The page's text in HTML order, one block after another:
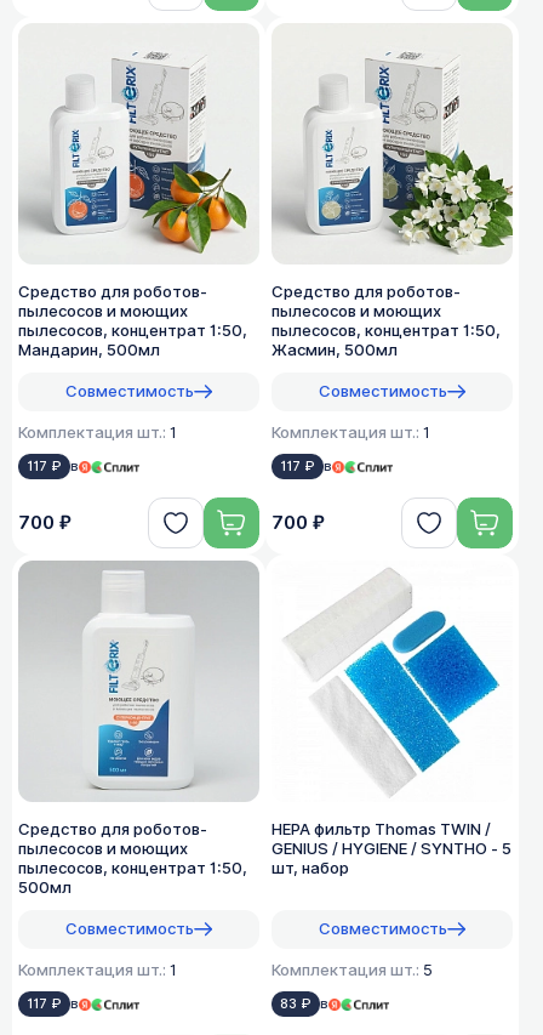
Средство для роботов-
пылесосов и моющих
пылесосов, концентрат 1:50,
Мандарин, 500мл
Совместимость
Комплектация шт.: 1
117 ₽ в
700 ₽
Средство для роботов-
пылесосов и моющих
пылесосов, концентрат 1:50,
Жасмин, 500мл
Совместимость
Комплектация шт.: 1
117 ₽ в
700 ₽
Средство для роботов-
пылесосов и моющих
пылесосов, концентрат 1:50,
500мл
Совместимость
Комплектация шт.: 1
117 ₽ в
HEPA фильтр Thomas TWIN /
GENIUS / HYGIENE / SYNTHO - 5
шт, набор
Совместимость
Комплектация шт.: 5
83 ₽ в